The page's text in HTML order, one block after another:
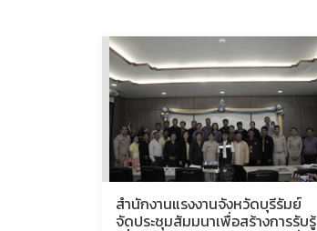
สำนักงานแรงงานจังหวัดบุรีรัมย์
จัดประชุมสัมมนาเพื่อสร้างการรับรู้